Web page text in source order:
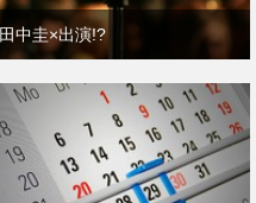
田中圭×出演!?